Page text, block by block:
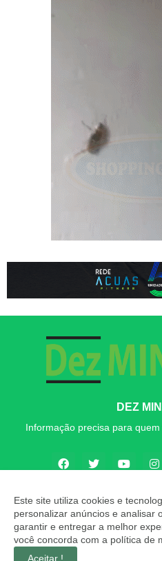
DEZ
Informação precisa para
Copyright ©2026
INÍCIO SOBRE
Este site utiliza cookies e
personalizar anúncios e analisar
garantir e entregar a melhor
você concorda com a política de
Aceitar !